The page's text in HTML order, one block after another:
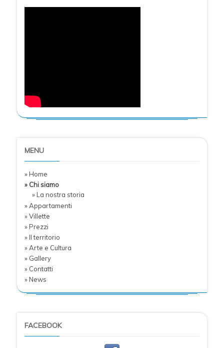
MENU
» Home
» Chi siamo
» La nostra storia
» Appartamenti
» Villette
» Prezzi
» Il territorio
» Arte e Cultura
» Gallery
» Contatti
» News
FACEBOOK